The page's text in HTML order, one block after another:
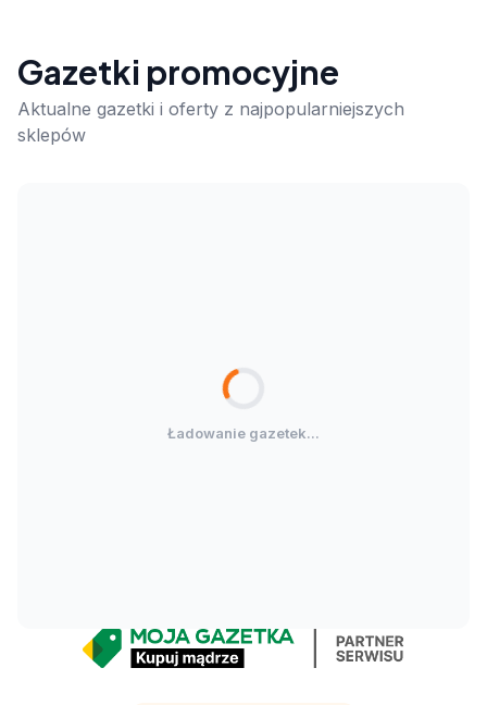
Gazetki promocyjne
Aktualne gazetki i oferty z najpopularniejszych
sklepów
Ładowanie gazetek...